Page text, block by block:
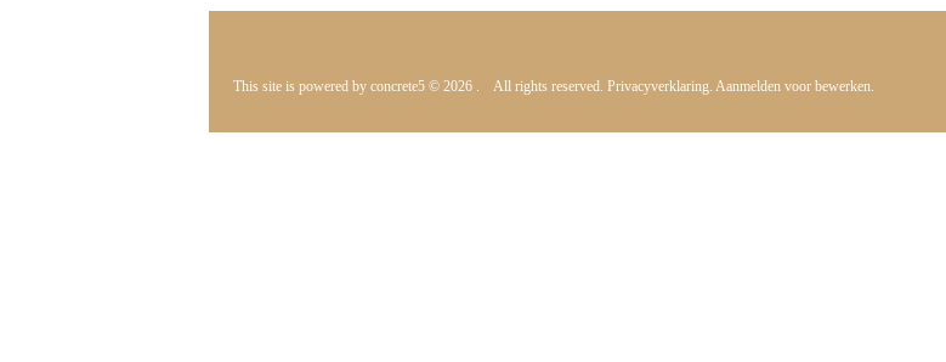
This site is powered by concrete5 © 2026 . All rights reserved. Privacyverklaring. Aanmelden voor bewerken.